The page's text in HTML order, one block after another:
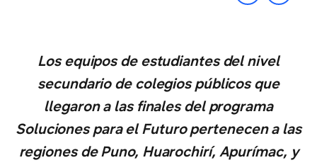
Los equipos de estudiantes del nivel
secundario de colegios públicos que
llegaron a las finales del programa
Soluciones para el Futuro pertenecen a las
regiones de Puno, Huarochirí, Apurímac, y